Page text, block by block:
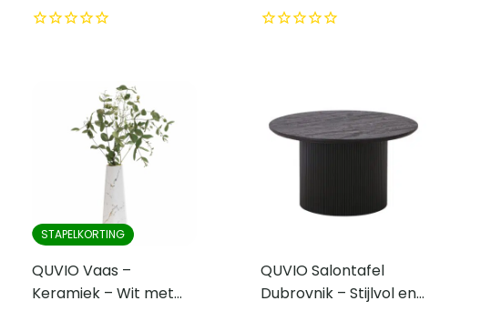
STAPELKORTING
QUVIO Vaas –
Keramiek – Wit met
QUVIO Salontafel
Dubrovnik – Stijlvol en